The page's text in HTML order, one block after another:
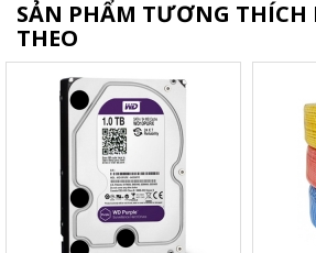
SẢN PHẨM TƯƠNG THÍCH
THEO